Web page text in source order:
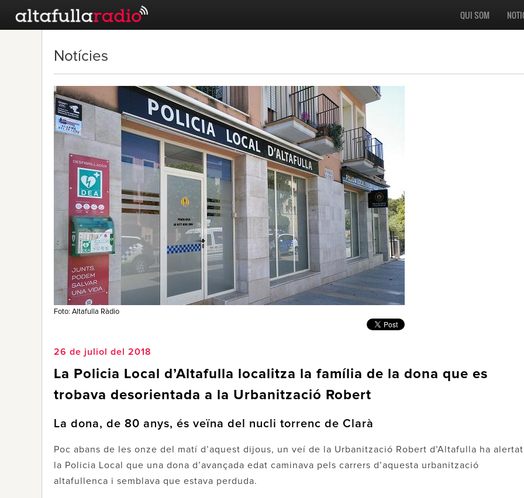
QUI SOM
Notícies
Foto: Altafulla Ràdio
26 de juliol del 2018
La Policia Local d’Altafulla localitza la família de la dona que es
trobava desorientada a la Urbanització Robert
La dona, de 80 anys, és veïna del nucli torrenc de Clarà
Poc abans de les onze del matí d’aquest dijous, un veí de la Urbanització Robert d’Altafulla ha alertat
la Policia Local que una dona d’avançada edat caminava pels carrers d’aquesta urbanització
altafullenca i semblava que estava perduda.